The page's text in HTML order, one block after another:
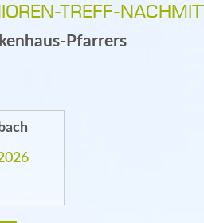
TREFF-
Pfarrers